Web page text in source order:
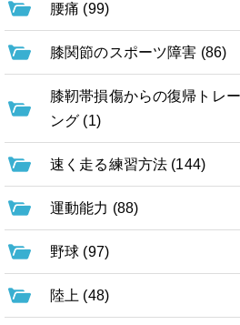
腰痛 (99)
膝関節のスポーツ障害 (86)
膝靭帯損傷からの復帰トレ
ング (1)
速く走る練習方法 (144)
運動能力 (88)
野球 (97)
陸上 (48)